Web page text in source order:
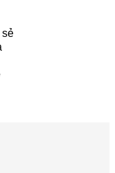
sẻ